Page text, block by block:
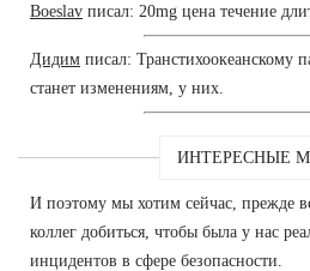
Boeslav писал: 20mg цена течение
Дидим писал: Транстихоокеанскому
станет изменениям, у них.
ИНТЕРЕСНЫЕ
И поэтому мы хотим сейчас, прежде
коллег добиться, чтобы была у нас
инцидентов в сфере безопасности.